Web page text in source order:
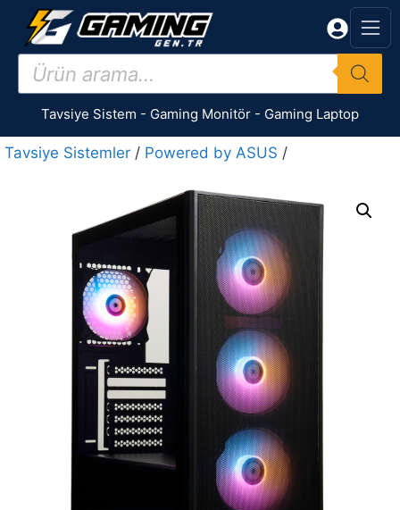
İçeriğe
Products
search
Tavsiye Sistem - Gaming Monitör - Gaming Laptop
Tavsiye Sistemler / Powered by ASUS /